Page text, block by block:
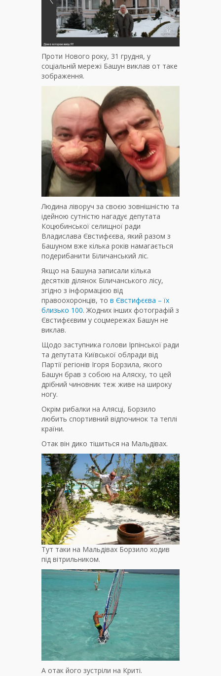
Проти Нового року, 31 грудня, у
соціальній мережі Башун виклав от таке
зображення.
Людина ліворуч за своєю зовнішністю та
ідейною сутністю нагадує депутата
Коцюбинської селищної ради
Владислава Євстифєєва, який разом з
Башуном вже кілька років намагається
подерибанити Біличанський ліс.
Якщо на Башуна записали кілька
десятків ділянок Біличанського лісу,
згідно з інформацією від
правоохоронців, то в Євстифєєва – їх
близько 100. Жодних інших фотографій з
Євстифєєвим у соцмережах Башун не
виклав.
Щодо заступника голови Ірпінської ради
та депутата Київської облради від
Партії регіонів Ігоря Борзила, якого
Башун брав з собою на Аляску, то цей
дрібний чиновник теж живе на широку
ногу.
Окрім рибалки на Алясці, Борзило
любить спортивний відпочинок та теплі
країни.
Отак він дико тішиться на Мальдівах.
Тут таки на Мальдівах Борзило ходив
під вітрильником.
А отак його зустріли на Криті.